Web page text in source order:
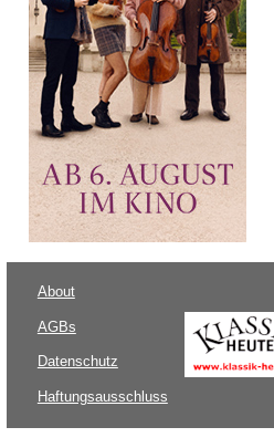
About
AGBs
Datenschutz
Haftungsausschluss